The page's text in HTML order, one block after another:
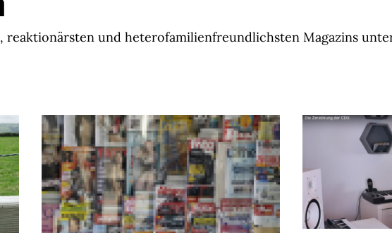
reaktionärsten und heterofamilienfreundlichsten Magazins